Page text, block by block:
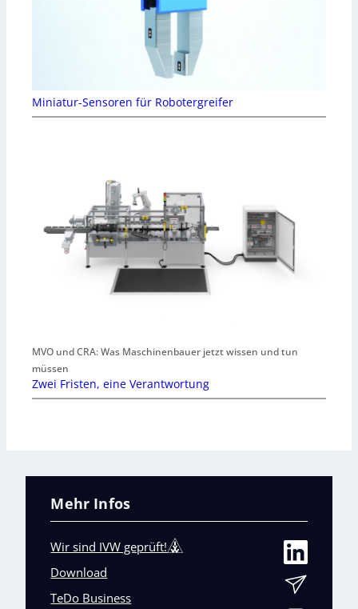
Miniatur-Sensoren für Robotergreifer
MVO und CRA: Was Maschinenbauer jetzt wissen und tun
müssen
Zwei Fristen, eine Verantwortung
Mehr Infos
Wir sind IVW geprüft!
Download
TeDo Business